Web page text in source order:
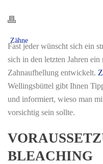
Fast jeder wünscht sich ein
sich in den letzten Jahren
Zahnaufhellung entwickelt.
Wellingsbüttel gibt Ihnen
und informiert, wieso man
vorsichtig sein sollte.
BLEACHING